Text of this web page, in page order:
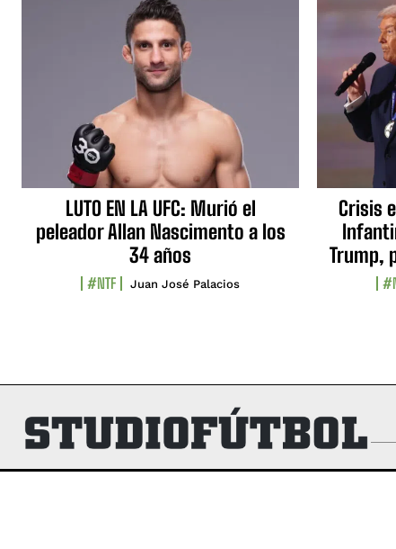
LUTO EN LA UFC: Murió el
peleador Allan Nascimento a los
34 años
#NTF Juan José Palacios
Crisis
Trump,